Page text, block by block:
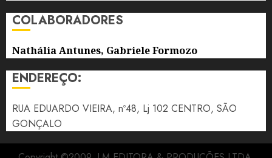
COLABORADORES
Nathália Antunes, Gabriele Formozo
ENDEREÇO:
RUA EDUARDO VIEIRA, nº48, Lj 102 CENTRO, SÃO
GONÇALO